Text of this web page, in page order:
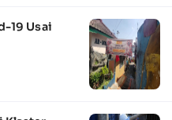
19 Usai